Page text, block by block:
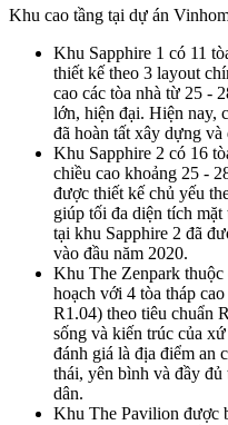
Khu cao tầng tại dự án
Khu Sapphire 1 có 11
thiết kế theo 3 layout
cao các tòa nhà từ 25 -
lớn, hiện đại. Hiện nay,
đã hoàn tất xây dựng và
Khu Sapphire 2 có 16
chiều cao khoảng 25 -
được thiết kế chủ yếu
giúp tối đa diện tích mặt
tại khu Sapphire 2 đã
vào đầu năm 2020.
Khu The Zenpark
hoạch với 4 tòa tháp
R1.04) theo tiêu chuẩn
sống và kiến trúc của
đánh giá là địa điểm an
thái, yên bình và đầy
dân.
Khu The Pavilion được